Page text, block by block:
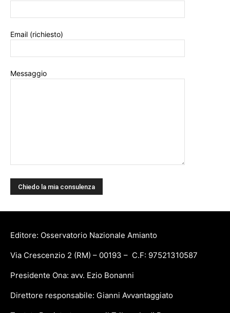
Email (richiesto)
Messaggio
Editore: Osservatorio Nazionale Amianto
Via Crescenzio 2 (RM) – 00193 – C.F: 97521310587
Presidente Ona: avv. Ezio Bonanni
Direttore responsabile: Gianni Avvantaggiato